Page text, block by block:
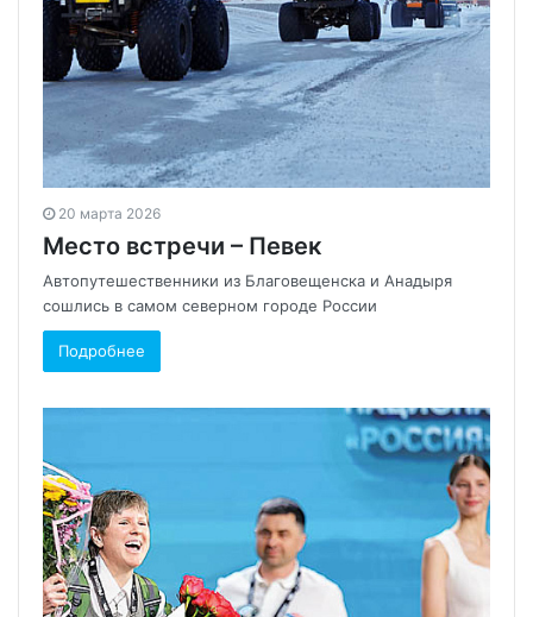
20 марта 2026
Место встречи – Певек
Автопутешественники из Благовещенска и Анадыря
сошлись в самом северном городе России
Подробнее